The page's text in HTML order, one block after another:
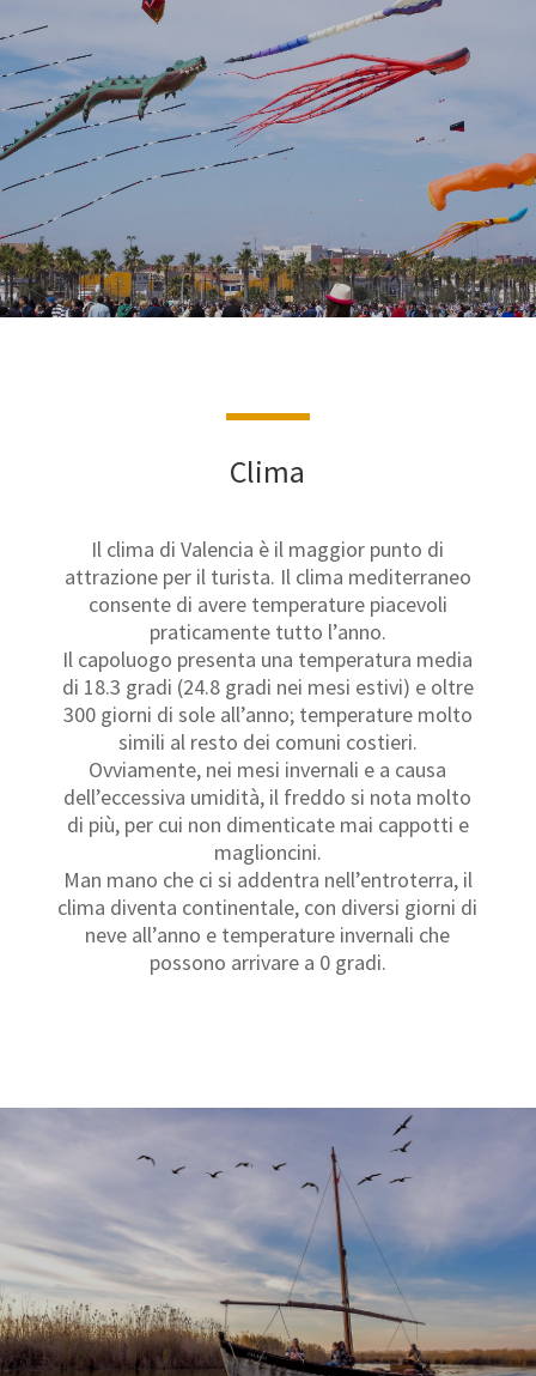
Clima
Il clima di Valencia è il maggior punto di
attrazione per il turista. Il clima mediterraneo
consente di avere temperature piacevoli
praticamente tutto l’anno.
Il capoluogo presenta una temperatura media
di 18.3 gradi (24.8 gradi nei mesi estivi) e oltre
300 giorni di sole all’anno; temperature molto
simili al resto dei comuni costieri.
Ovviamente, nei mesi invernali e a causa
dell’eccessiva umidità, il freddo si nota molto
di più, per cui non dimenticate mai cappotti e
maglioncini.
Man mano che ci si addentra nell’entroterra, il
clima diventa continentale, con diversi giorni di
neve all’anno e temperature invernali che
possono arrivare a 0 gradi.